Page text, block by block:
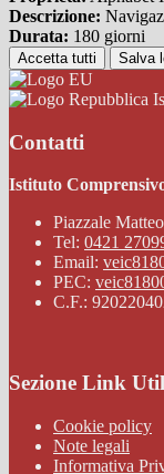
Descrizione:
Durata: 180 giorni
Accetta tutti Salva
Contatti
Istituto
Piazzale
Tel: 0421
Email:
PEC:
C.F.:
Sezione Link
Cookie policy
Note legali
Informativa